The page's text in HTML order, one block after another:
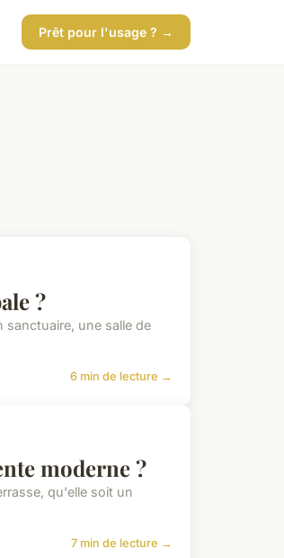
Prêt pour l'usage ? →
?
une salle de
6 min de lecture →
moderne ?
qu'elle soit un
7 min de lecture →